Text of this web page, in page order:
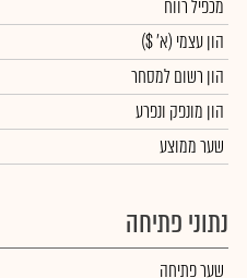
מכפיל רווח
הון עצמי (א' $)
הון רשום למסחר
הון מונפק ונפרע
שער ממוצע
נתוני פתיחה
שער פתיחה